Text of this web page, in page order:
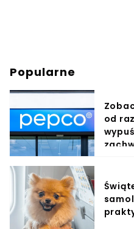
Popularne
od